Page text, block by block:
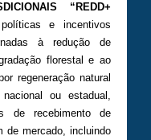
“REDD+
e incentivos
à redução de
florestal e ao
regeneração natural
ou estadual,
de recebimento de
de mercado, incluindo